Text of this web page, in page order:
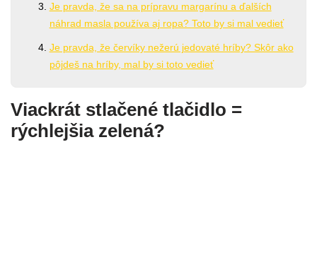
Je pravda, že sa na prípravu margarínu a ďalších
náhrad masla používa aj ropa? Toto by si mal vedieť
Je pravda, že červíky nežerú jedovaté hríby? Skôr ako
pôjdeš na hríby, mal by si toto vedieť
Viackrát stlačené tlačidlo =
rýchlejšia zelená?